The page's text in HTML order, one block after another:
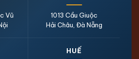
Vũ
1013 Cầu Giuộc
Hải Châu, Đà Nẵng
HUẾ